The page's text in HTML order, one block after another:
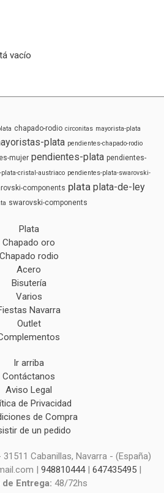
vacío
chapado-rodio circonitas mayorista-plata
plata pendientes-chapado-rodio
mujer pendientes-plata pendientes-
cristal-austriaco pendientes-plata-swarovski-
components plata plata-de-ley
swarovski-components
Plata
Chapado oro
Chapado rodio
Acero
Bisutería
Varios
Navarra
Outlet
Ir arriba
Contáctanos
Aviso Legal
de Privacidad
de Compra
de un pedido
Cabanillas, Navarra - (España)
| 948810444| 647435495 |
Entrega: 48/72hs